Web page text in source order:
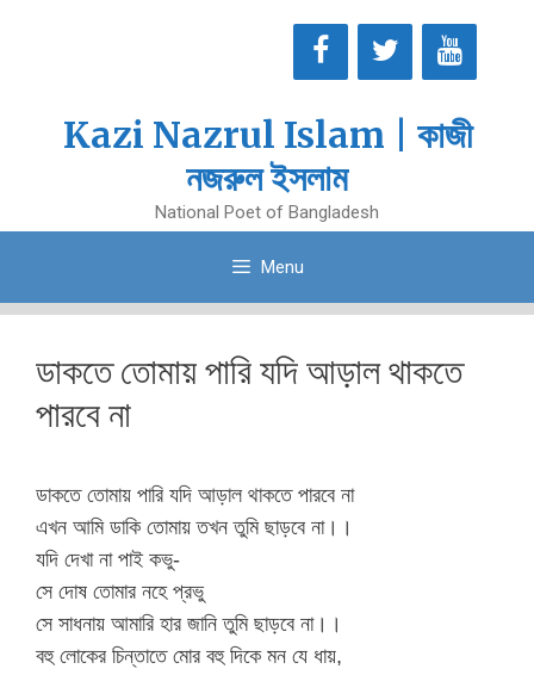
Kazi Nazrul Islam | কাজী
নজরুল ইসলাম
National Poet of Bangladesh
Menu
ডাকতে তোমায় পারি যদি আড়াল থাকতে
পারবে না
ডাকতে তোমায় পারি যদি আড়াল থাকতে পারবে না
এখন আমি ডাকি তোমায় তখন তুমি ছাড়বে না।।
যদি দেখা না পাই কভু-
সে দোষ তোমার নহে প্রভু
সে সাধনায় আমারি হার জানি তুমি ছাড়বে না।।
বহু লোকের চিন্তাতে মোর বহু দিকে মন যে ধায়,